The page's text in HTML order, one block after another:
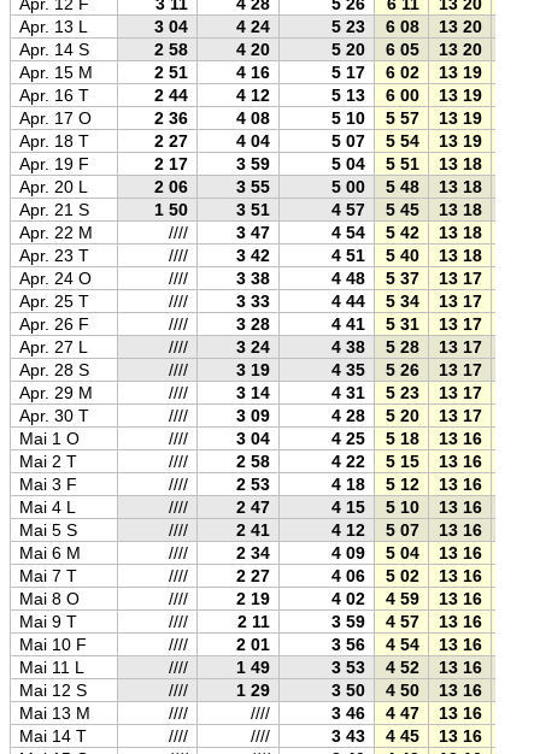
Apr. 13 L
3 04 4 24 5 23 6 08 13 20
Apr. 14 S
2 58 4 20 5 20 6 05 13 20
Apr. 15 M
2 51 4 16 5 17 6 02 13 19
Apr. 16 T
2 44 4 12 5 13 6 00 13 19
Apr. 17 O
2 36 4 08 5 10 5 57 13 19
Apr. 18 T
2 27 4 04 5 07 5 54 13 19
Apr. 19 F
2 17 3 59 5 04 5 51 13 18
Apr. 20 L
2 06 3 55 5 00 5 48 13 18
Apr. 21 S
1 50 3 51 4 57 5 45 13 18
Apr. 22 M
//// 3 47 4 54 5 42 13 18
Apr. 23 T
//// 3 42 4 51 5 40 13 18
Apr. 24 O
//// 3 38 4 48 5 37 13 17
Apr. 25 T
//// 3 33 4 44 5 34 13 17
Apr. 26 F
//// 3 28 4 41 5 31 13 17
Apr. 27 L
//// 3 24 4 38 5 28 13 17
Apr. 28 S
//// 3 19 4 35 5 26 13 17
Apr. 29 M
//// 3 14 4 31 5 23 13 17
Apr. 30 T
//// 3 09 4 28 5 20 13 17
Mai 1 O
//// 3 04 4 25 5 18 13 16
Mai 2 T
//// 2 58 4 22 5 15 13 16
Mai 3 F
//// 2 53 4 18 5 12 13 16
Mai 4 L
//// 2 47 4 15 5 10 13 16
Mai 5 S
//// 2 41 4 12 5 07 13 16
Mai 6 M
//// 2 34 4 09 5 04 13 16
Mai 7 T
//// 2 27 4 06 5 02 13 16
Mai 8 O
//// 2 19 4 02 4 59 13 16
Mai 9 T
//// 2 11 3 59 4 57 13 16
Mai 10 F
//// 2 01 3 56 4 54 13 16
Mai 11 L
//// 1 49 3 53 4 52 13 16
Mai 12 S
//// 1 29 3 50 4 50 13 16
Mai 13 M
//// //// 3 46 4 47 13 16
Mai 14 T
//// //// 3 43 4 45 13 16